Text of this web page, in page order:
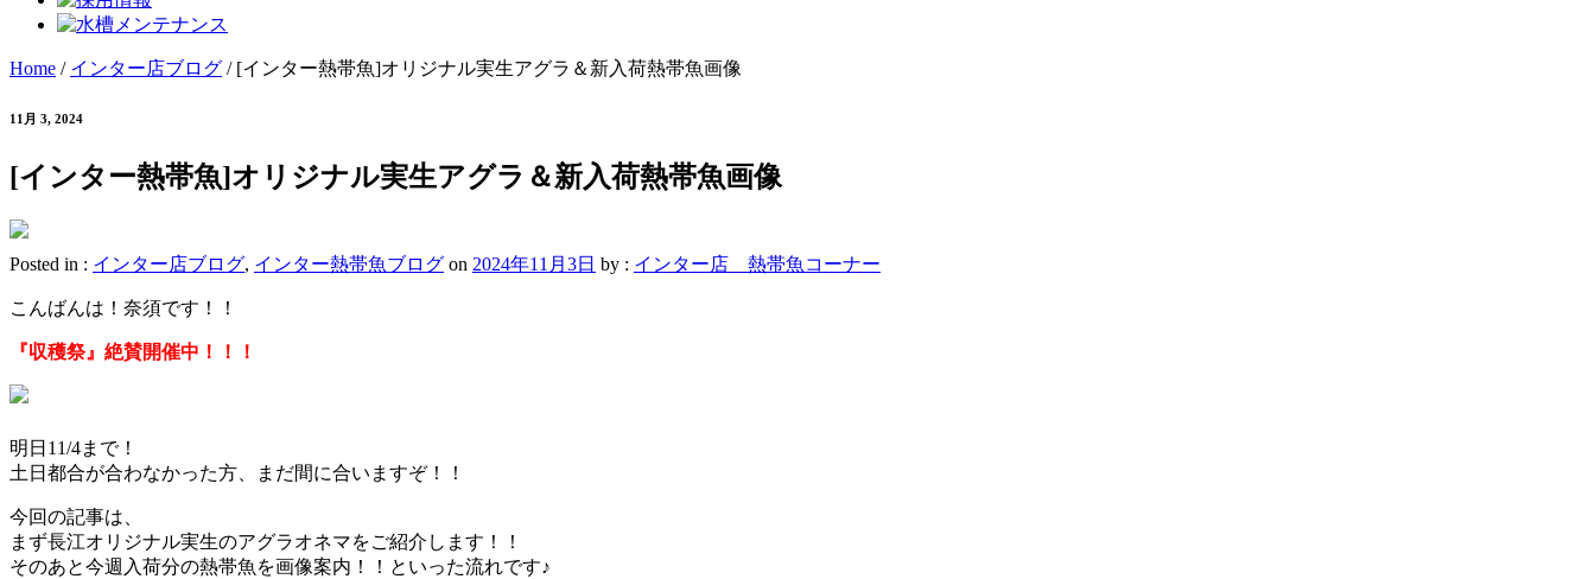
Home / インター店ブログ / [インター熱帯魚]オリジナル実生アグラ＆新入荷熱帯魚画像
11月 3, 2024
[インター熱帯魚]オリジナル実生アグラ＆新入荷熱帯魚画像
Posted in : インター店ブログ, インター熱帯魚ブログ on 2024年11月3日 by : インター店 熱帯魚コーナー
こんばんは！奈須です！！
『収穫祭』絶賛開催中！！！
明日11/4まで！
土日都合が合わなかった方、まだ間に合いますぞ！！
今回の記事は、
まず長江オリジナル実生のアグラオネマをご紹介します！！
そのあと今週入荷分の熱帯魚を画像案内！！といった流れです♪